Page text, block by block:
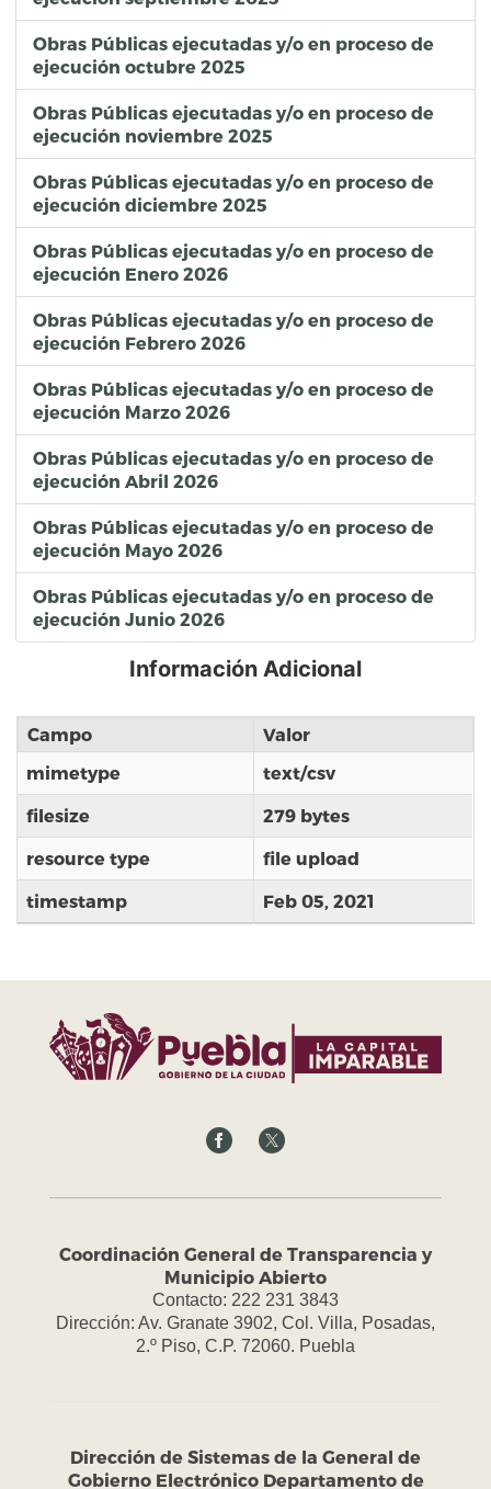
Obras Públicas ejecutadas y/o en proceso de
ejecución octubre 2025
Obras Públicas ejecutadas y/o en proceso de
ejecución noviembre 2025
Obras Públicas ejecutadas y/o en proceso de
ejecución diciembre 2025
Obras Públicas ejecutadas y/o en proceso de
ejecución Enero 2026
Obras Públicas ejecutadas y/o en proceso de
ejecución Febrero 2026
Obras Públicas ejecutadas y/o en proceso de
ejecución Marzo 2026
Obras Públicas ejecutadas y/o en proceso de
ejecución Abril 2026
Obras Públicas ejecutadas y/o en proceso de
ejecución Mayo 2026
Obras Públicas ejecutadas y/o en proceso de
ejecución Junio 2026
Información Adicional
Campo
Valor
mimetype
text/csv
filesize 279 bytes
resource type file upload
timestamp Feb 05, 2021
Coordinación General de Transparencia y
Municipio Abierto
Contacto: 222 231 3843
Dirección: Av. Granate 3902, Col. Villa, Posadas,
2.º Piso, C.P. 72060. Puebla
Dirección de Sistemas de la General de
Gobierno Electrónico Departamento de